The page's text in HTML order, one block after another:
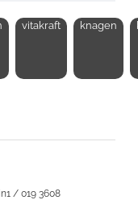
vitakraft knagen
/ 019 3608